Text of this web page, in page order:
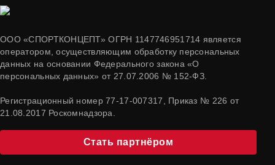
ООО «СПОРТКОНЦЕПТ» ОГРН 1147746951714 является
оператором, осуществляющим обработку персональных
данных на основании Федерального закона «О
персональных данных» от 27.07.2006 № 152-ФЗ.
Регистрационный номер 77-17-007317, Приказ № 226 от
21.08.2017 Роскомнадзора.
Стать партнёром